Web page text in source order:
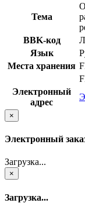
Тема
BBK-код
Язык
Места хранения
Электронный
адрес
×
Электронный
Загрузка...
×
Загрузка...